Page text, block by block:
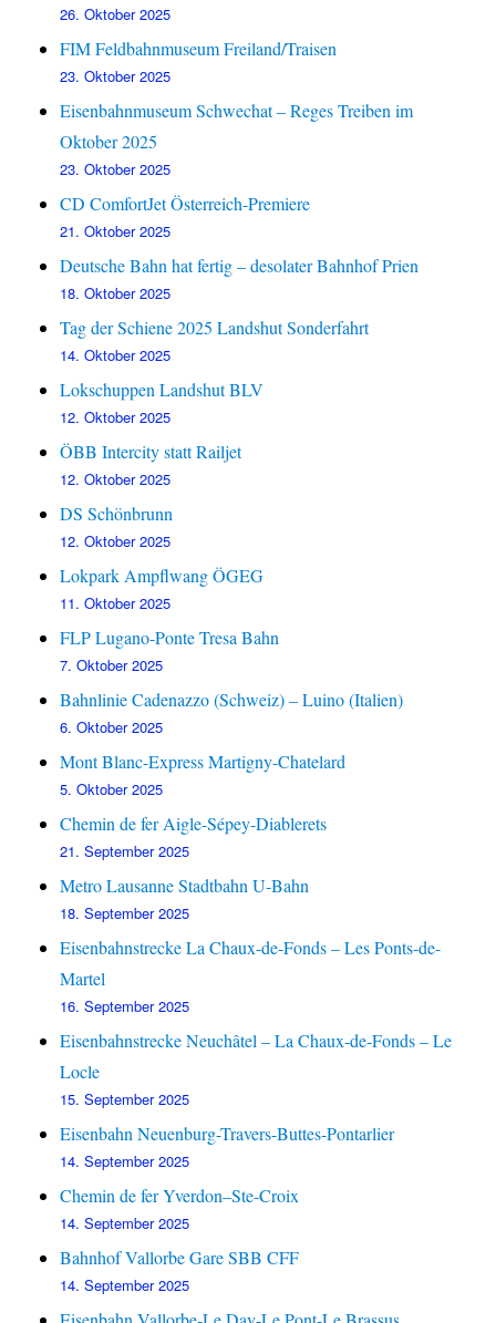
26. Oktober 2025
FIM Feldbahnmuseum Freiland/Traisen
23. Oktober 2025
Eisenbahnmuseum Schwechat – Reges Treiben im
Oktober 2025
23. Oktober 2025
CD ComfortJet Österreich-Premiere
21. Oktober 2025
Deutsche Bahn hat fertig – desolater Bahnhof Prien
18. Oktober 2025
Tag der Schiene 2025 Landshut Sonderfahrt
14. Oktober 2025
Lokschuppen Landshut BLV
12. Oktober 2025
ÖBB Intercity statt Railjet
12. Oktober 2025
DS Schönbrunn
12. Oktober 2025
Lokpark Ampflwang ÖGEG
11. Oktober 2025
FLP Lugano-Ponte Tresa Bahn
7. Oktober 2025
Bahnlinie Cadenazzo (Schweiz) – Luino (Italien)
6. Oktober 2025
Mont Blanc-Express Martigny-Chatelard
5. Oktober 2025
Chemin de fer Aigle-Sépey-Diablerets
21. September 2025
Metro Lausanne Stadtbahn U-Bahn
18. September 2025
Eisenbahnstrecke La Chaux-de-Fonds – Les Ponts-de-
Martel
16. September 2025
Eisenbahnstrecke Neuchâtel – La Chaux-de-Fonds – Le
Locle
15. September 2025
Eisenbahn Neuenburg-Travers-Buttes-Pontarlier
14. September 2025
Chemin de fer Yverdon–Ste-Croix
14. September 2025
Bahnhof Vallorbe Gare SBB CFF
14. September 2025